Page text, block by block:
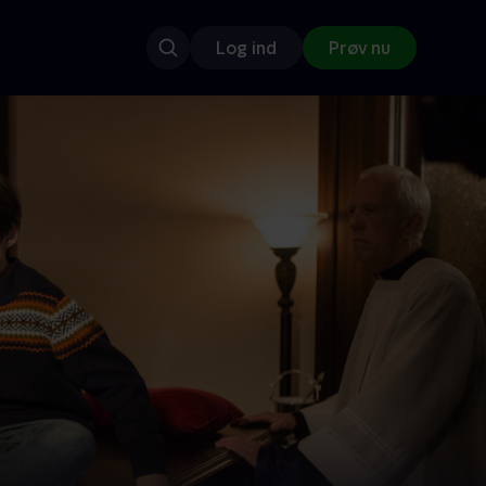
Log ind Prøv nu